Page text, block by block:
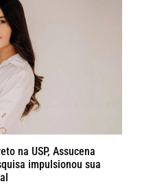
na USP, Assucena
impulsionou sua